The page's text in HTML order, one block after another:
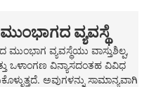
ವ್ಯವಸ್ಥೆ
ವ್ಯವಸ್ಥೆಯು ವಾಸ್ತುಶಿಲ್ಪ,
ಒಳಾಂಗಣ ವಿನ್ಯಾಸದಂತಹ ವಿವಿಧ
ಅವುಗಳನ್ನು ಸಾಮಾನ್ಯವಾಗಿ